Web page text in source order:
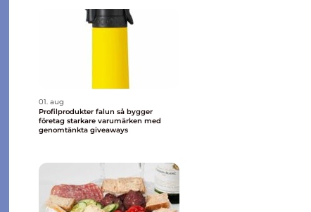
01. aug
Profilprodukter falun så bygger
företag starkare varumärken med
genomtänkta giveaways